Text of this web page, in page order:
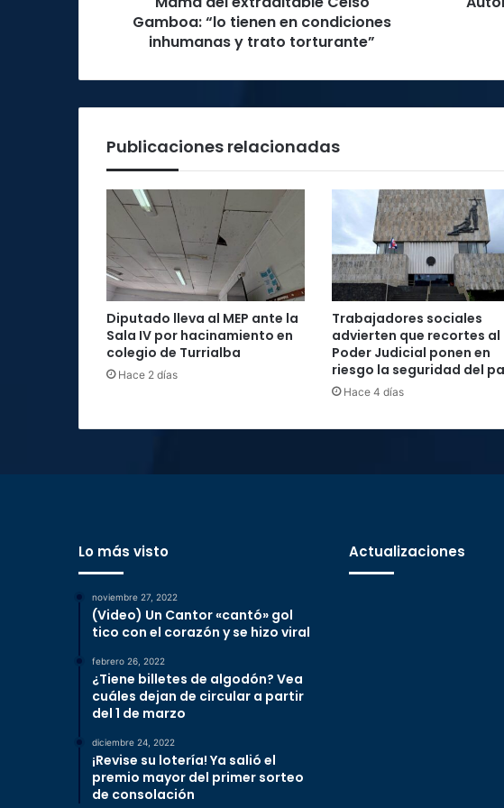
Gamboa: “lo tienen en condiciones
inhumanas y trato torturante”
Publicaciones relacionadas
Diputado lleva al MEP ante la
Sala IV por hacinamiento en
colegio de Turrialba
Hace 2 días
Trabajadores sociales
advierten que recortes al
Poder Judicial ponen en
riesgo la seguridad del
Hace 4 días
Lo más visto
noviembre 27, 2022
(Video) Un Cantor «cantó» gol
tico con el corazón y se hizo viral
febrero 26, 2022
¿Tiene billetes de algodón? Vea
cuáles dejan de circular a partir
del 1 de marzo
diciembre 24, 2022
¡Revise su lotería! Ya salió el
premio mayor del primer sorteo
de consolación
Actualizaciones